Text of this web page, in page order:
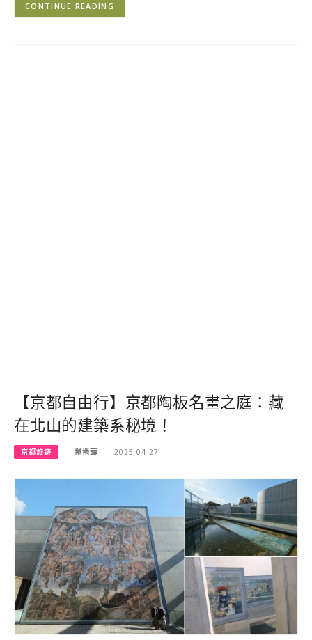
CONTINUE READING
【京都自由行】京都陶板名畫之庭：藏
在北山的建築系秘境！
京都旅遊 捲捲頭 2025-04-27